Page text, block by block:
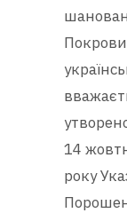
Покрови
14
року